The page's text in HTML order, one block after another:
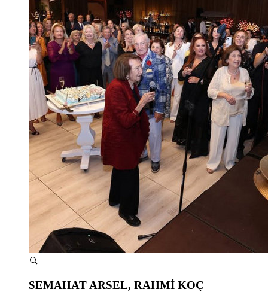
SEMAHAT ARSEL, RAHMİ KOÇ